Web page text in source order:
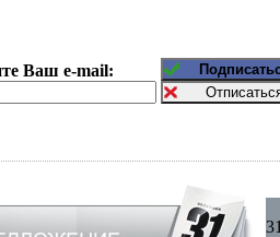
Ваш e-mail: